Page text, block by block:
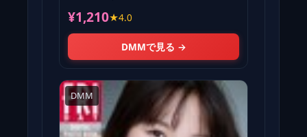
¥1,210★4.0
DMMで見る →
DMM